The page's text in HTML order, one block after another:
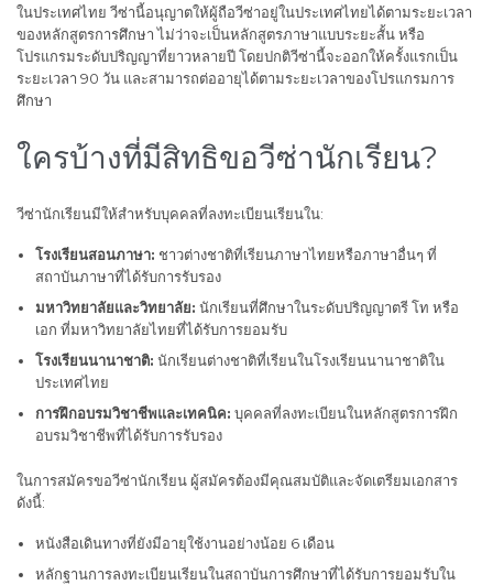
ในประเทศไทย วีซ่านี้อนุญาตให้ผู้ถือวีซ่าอยู่ในประเทศไทยได้ตามระยะเวลา
ของหลักสูตรการศึกษา ไม่ว่าจะเป็นหลักสูตรภาษาแบบระยะสั้น หรือ
โปรแกรมระดับปริญญาที่ยาวหลายปี โดยปกติวีซ่านี้จะออกให้ครั้งแรกเป็น
ระยะเวลา 90 วัน และสามารถต่ออายุได้ตามระยะเวลาของโปรแกรมการ
ศึกษา
ใครบ้างที่มีสิทธิขอวีซ่านักเรียน?
วีซ่านักเรียนมีให้สำหรับบุคคลที่ลงทะเบียนเรียนใน:
โรงเรียนสอนภาษา: ชาวต่างชาติที่เรียนภาษาไทยหรือภาษาอื่นๆ ที่
สถาบันภาษาที่ได้รับการรับรอง
มหาวิทยาลัยและวิทยาลัย: นักเรียนที่ศึกษาในระดับปริญญาตรี โท หรือ
เอก ที่มหาวิทยาลัยไทยที่ได้รับการยอมรับ
โรงเรียนนานาชาติ: นักเรียนต่างชาติที่เรียนในโรงเรียนนานาชาติใน
ประเทศไทย
การฝึกอบรมวิชาชีพและเทคนิค: บุคคลที่ลงทะเบียนในหลักสูตรการฝึก
อบรมวิชาชีพที่ได้รับการรับรอง
ในการสมัครขอวีซ่านักเรียน ผู้สมัครต้องมีคุณสมบัติและจัดเตรียมเอกสาร
ดังนี้:
หนังสือเดินทางที่ยังมีอายุใช้งานอย่างน้อย 6 เดือน
หลักฐานการลงทะเบียนเรียนในสถาบันการศึกษาที่ได้รับการยอมรับใน